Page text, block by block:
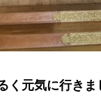
く元気に行きま